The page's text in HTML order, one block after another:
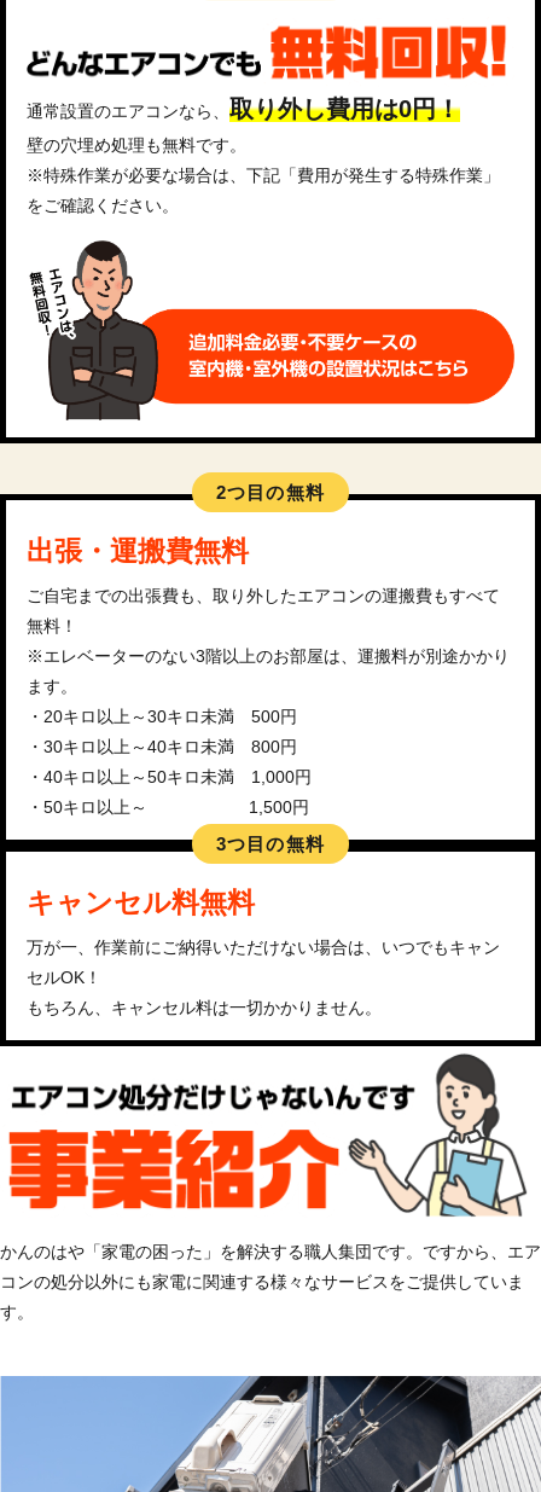
通常設置のエアコンなら、 取り外し費用は0円！
壁の穴埋め処理も無料です。
※特殊作業が必要な場合は、下記「費用が発生する特殊作業」
をご確認ください。
2つ目の無料
出張・運搬費無料
ご自宅までの出張費も、取り外したエアコンの運搬費もすべて
無料！
※エレベーターのない3階以上のお部屋は、運搬料が別途かかり
ます。
・20キロ以上～30キロ未満 500円
・30キロ以上～40キロ未満 800円
・40キロ以上～50キロ未満 1,000円
・50キロ以上～ 1,500円
3つ目の無料
キャンセル料無料
万が一、作業前にご納得いただけない場合は、いつでもキャン
セルOK！
もちろん、キャンセル料は一切かかりません。
かんのはや「家電の困った」を解決する職人集団です。ですから、エア
コンの処分以外にも家電に関連する様々なサービスをご提供していま
す。